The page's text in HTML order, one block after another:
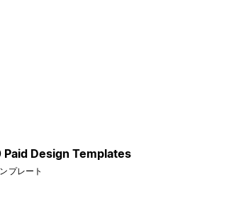
Paid Design Templates
プレート